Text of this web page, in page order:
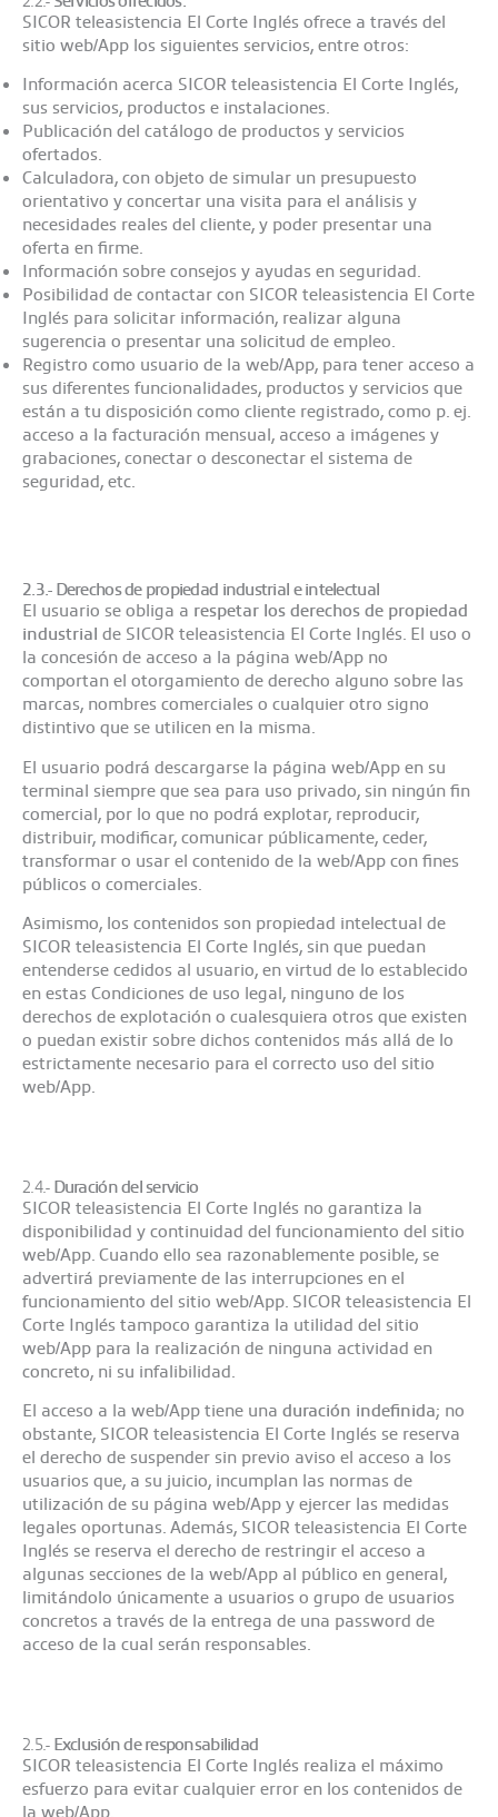
SICOR teleasistencia El Corte Inglés ofrece a través del
sitio web/App los siguientes servicios, entre otros:
Información acerca SICOR teleasistencia El Corte Inglés,
sus servicios, productos e instalaciones.
Publicación del catálogo de productos y servicios
ofertados.
Calculadora, con objeto de simular un presupuesto
orientativo y concertar una visita para el análisis y
necesidades reales del cliente, y poder presentar una
oferta en firme.
Información sobre consejos y ayudas en seguridad.
Posibilidad de contactar con SICOR teleasistencia El Corte
Inglés para solicitar información, realizar alguna
sugerencia o presentar una solicitud de empleo.
Registro como usuario de la web/App, para tener acceso a
sus diferentes funcionalidades, productos y servicios que
están a tu disposición como cliente registrado, como p. ej.
acceso a la facturación mensual, acceso a imágenes y
grabaciones, conectar o desconectar el sistema de
seguridad, etc.
2.3.- Derechos de propiedad industrial e intelectual
El usuario se obliga a respetar los derechos de propiedad
industrial de SICOR teleasistencia El Corte Inglés. El uso o
la concesión de acceso a la página web/App no
comportan el otorgamiento de derecho alguno sobre las
marcas, nombres comerciales o cualquier otro signo
distintivo que se utilicen en la misma.
El usuario podrá descargarse la página web/App en su
terminal siempre que sea para uso privado, sin ningún fin
comercial, por lo que no podrá explotar, reproducir,
distribuir, modificar, comunicar públicamente, ceder,
transformar o usar el contenido de la web/App con fines
públicos o comerciales.
Asimismo, los contenidos son propiedad intelectual de
SICOR teleasistencia El Corte Inglés, sin que puedan
entenderse cedidos al usuario, en virtud de lo establecido
en estas Condiciones de uso legal, ninguno de los
derechos de explotación o cualesquiera otros que existen
o puedan existir sobre dichos contenidos más allá de lo
estrictamente necesario para el correcto uso del sitio
web/App.
2.4.- Duración del servicio
SICOR teleasistencia El Corte Inglés no garantiza la
disponibilidad y continuidad del funcionamiento del sitio
web/App. Cuando ello sea razonablemente posible, se
advertirá previamente de las interrupciones en el
funcionamiento del sitio web/App. SICOR teleasistencia El
Corte Inglés tampoco garantiza la utilidad del sitio
web/App para la realización de ninguna actividad en
concreto, ni su infalibilidad.
El acceso a la web/App tiene una duración indefinida; no
obstante, SICOR teleasistencia El Corte Inglés se reserva
el derecho de suspender sin previo aviso el acceso a los
usuarios que, a su juicio, incumplan las normas de
utilización de su página web/App y ejercer las medidas
legales oportunas. Además, SICOR teleasistencia El Corte
Inglés se reserva el derecho de restringir el acceso a
algunas secciones de la web/App al público en general,
limitándolo únicamente a usuarios o grupo de usuarios
concretos a través de la entrega de una password de
acceso de la cual serán responsables.
2.5.- Exclusión de responsabilidad
SICOR teleasistencia El Corte Inglés realiza el máximo
esfuerzo para evitar cualquier error en los contenidos de
la web/App.